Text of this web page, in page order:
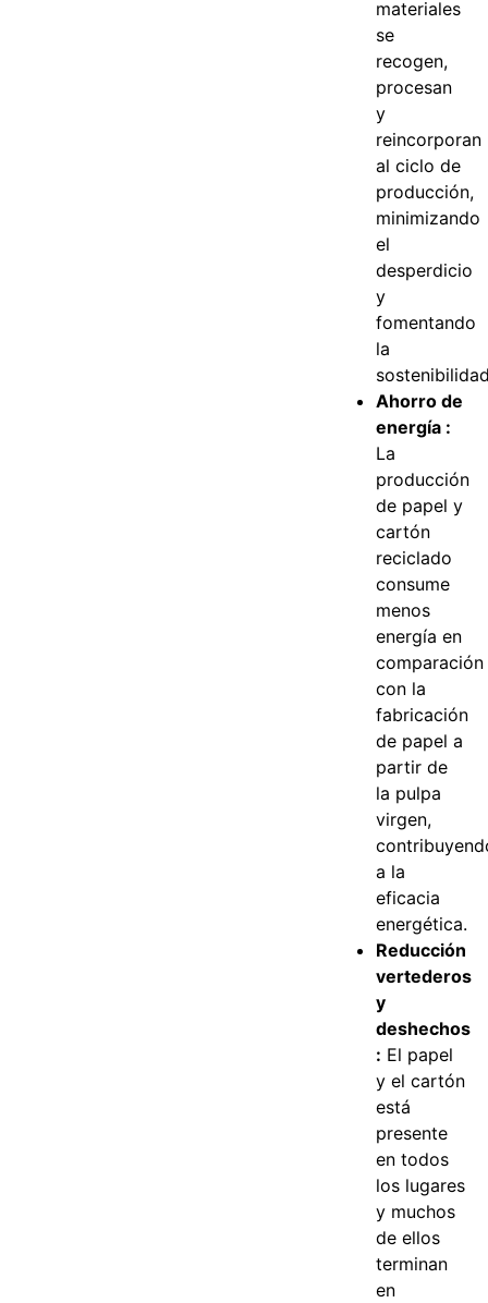
materiales
se
recogen,
procesan
y
reincorporan
al ciclo de
producción,
minimizando
el
desperdicio
y
fomentando
la
Ahorro de
energía :
La
producción
de papel y
cartón
reciclado
consume
menos
energía en
comparación
con la
fabricación
de papel a
partir de
la pulpa
virgen,
a la
eficacia
energética.
Reducción
vertederos
y
deshechos
: El papel
y el cartón
está
presente
en todos
los lugares
y muchos
de ellos
terminan
en